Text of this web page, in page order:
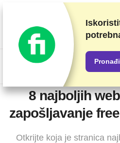
Ocjenjujemo dobavljače na temelju
istraživanja, ali također uzimamo u
informacije i naše komercijalne
Ova stranica sadrži partnerske veze.
oglašavanja
8 najboljih
zapošljavanje
Otkrijte koja je stranica